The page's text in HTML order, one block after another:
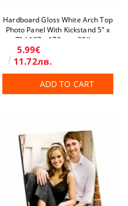
Hardboard Gloss White Arch Top
Photo Panel With Kickstand 5" x
7" / 127 x 178 mm 20/box
5.99€
11.72лв.
ADD TO CART